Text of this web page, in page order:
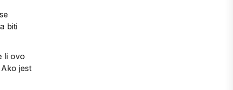
biti
li ovo
jest